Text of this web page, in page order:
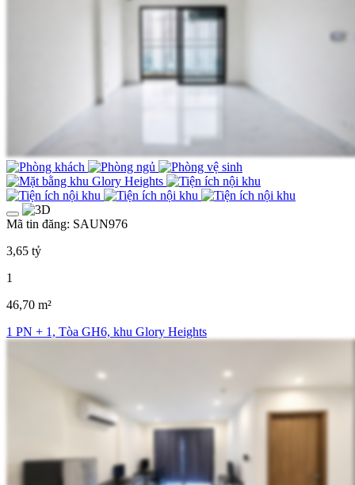
Mã tin đăng: SAUN976
3,65 tỷ
1
46,70 m²
1 PN + 1, Tòa GH6, khu Glory Heights